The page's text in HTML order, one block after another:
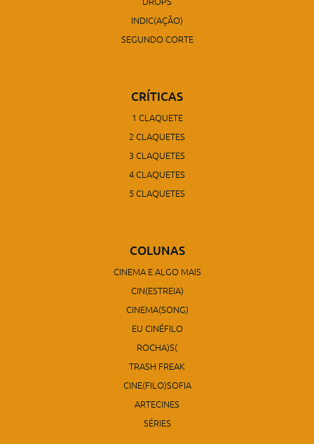
INDIC(AÇÃO)
SEGUNDO CORTE
CRÍTICAS
1 CLAQUETE
2 CLAQUETES
3 CLAQUETES
4 CLAQUETES
5 CLAQUETES
COLUNAS
CINEMA E ALGO MAIS
CIN(ESTREIA)
CINEMA(SONG)
EU CINÉFILO
ROCHA)S(
TRASH FREAK
CINE(FILO)SOFIA
ARTECINES
SÉRIES